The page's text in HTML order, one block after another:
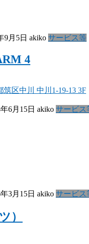
9月5日 akiko サービス等
4
区中川 中川1-19-13 3F
6月15日 akiko サービス
3月15日 akiko サービス
）